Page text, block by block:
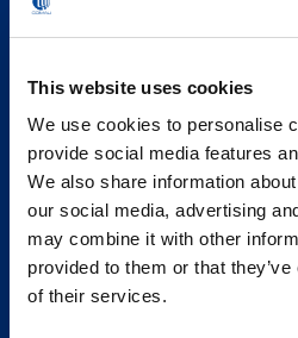
This website uses cookies
We use cookies to personalise
provide social media features
We also share information
our social media, advertising
may combine it with other
provided to them or that
of their services.